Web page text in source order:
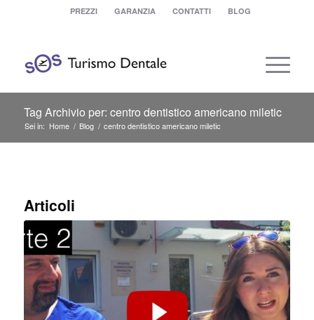
PREZZI GARANZIA CONTATTI BLOG
Tag Archivio per: centro dentistico americano miletic
Sei in: Home / Blog / centro dentistico americano miletic
Articoli